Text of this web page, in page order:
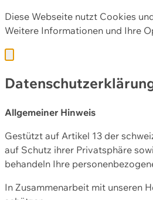
Diese Webseite nutzt Cookies
Weitere Informationen und Ihre
Allgemeiner Hinweis
Gestützt auf Artikel 13 der
auf Schutz ihrer Privatsphäre
behandeln Ihre
In Zusammenarbeit mit unseren